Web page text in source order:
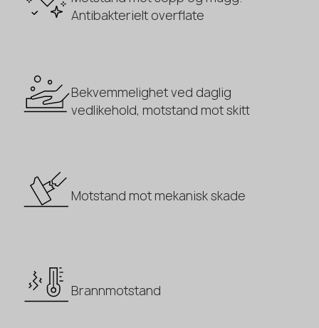
Antibakterielt overflate
Bekvemmelighet ved daglig
vedlikehold, motstand mot skitt
Motstand mot mekanisk skade
Brannmotstand